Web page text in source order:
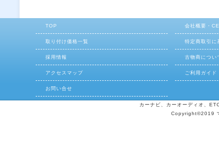
TOP 会社概要・
取り付け価格一覧 特定商取引に
採用情報 古物商につい
アクセスマップ ご利用ガイド
お問い合せ
カーナビ、カーオーディオ、
Copyright©2019